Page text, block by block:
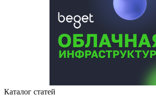
Каталог статей